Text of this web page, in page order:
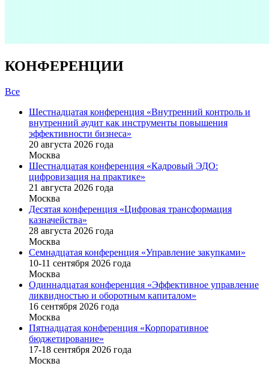
КОНФЕРЕНЦИИ
Все
Шестнадцатая конференция «Внутренний контроль и
внутренний аудит как инструменты повышения
эффективности бизнеса»
20 августа 2026 года
Москва
Шестнадцатая конференция «Кадровый ЭДО:
цифровизация на практике»
21 августа 2026 года
Москва
Десятая конференция «Цифровая трансформация
казначейства»
28 августа 2026 года
Москва
Семнадцатая конференция «Управление закупками»
10-11 сентября 2026 года
Москва
Одиннадцатая конференция «Эффективное управление
ликвидностью и оборотным капиталом»
16 cентября 2026 года
Москва
Пятнадцатая конференция «Корпоративное
бюджетирование»
17-18 сентября 2026 года
Москва